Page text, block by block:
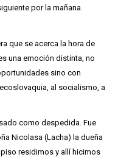
por la mañana.
que se acerca la hora de
una emoción distinta, no
sino con
al socialismo, a
como despedida. Fue
Nicolasa (Lacha) la dueña
residimos y allí hicimos